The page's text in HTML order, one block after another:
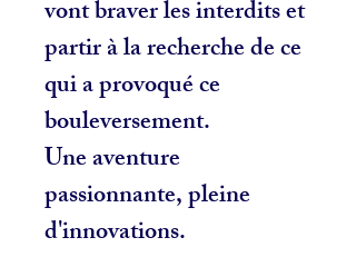
vont braver les interdits et
partir à la recherche de ce
qui a provoqué ce
bouleversement.
Une aventure
passionnante, pleine
d'innovations.